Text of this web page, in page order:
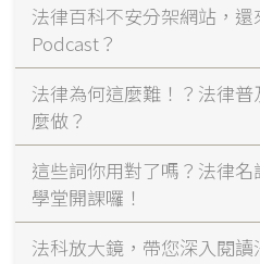
法律百科不安分架網站，還
Podcast？
法律為何這麼難！？法律普
麼做？
這些詞你用對了嗎？法律名
學堂開課囉！
法科放大鏡，帶您深入閱讀